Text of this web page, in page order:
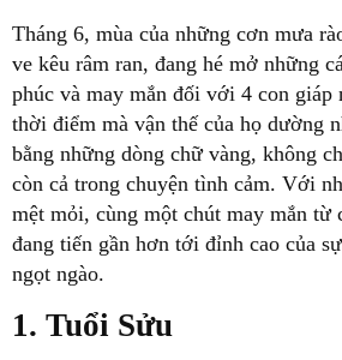
Tháng 6, mùa của những cơn mưa
ve kêu râm ran, đang hé mở những
phúc và may mắn đối với 4 con giáp
thời điểm mà vận thế của họ dường
bằng những dòng chữ vàng, không
còn cả trong chuyện tình cảm. Với
mệt mỏi, cùng một chút may mắn từ
đang tiến gần hơn tới đỉnh cao của
ngọt ngào.
1. Tuổi Sửu